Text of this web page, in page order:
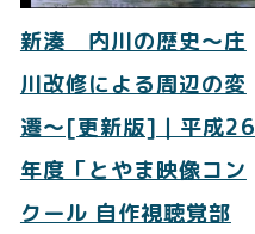
新湊 内川の歴史～庄
川改修による周辺の変
遷～[更新版]｜平成26
年度「とやま映像コン
クール 自作視聴覚部